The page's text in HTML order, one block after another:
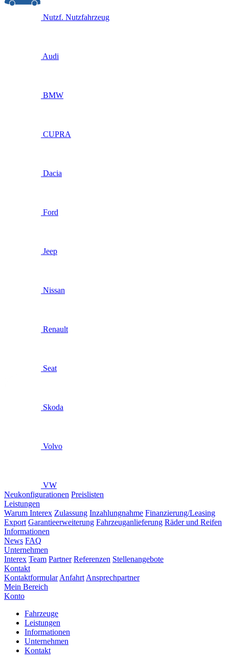
Nutzf. Nutzfahrzeug
Audi
BMW
CUPRA
Dacia
Ford
Jeep
Nissan
Renault
Seat
Skoda
Volvo
VW
Neukonfigurationen Preislisten
Leistungen
Warum Interex Zulassung Inzahlungnahme Finanzierung/Leasing
Export Garantieerweiterung Fahrzeuganlieferung Räder und Reifen
Informationen
News FAQ
Unternehmen
Interex Team Partner Referenzen Stellenangebote
Kontakt
Kontaktformular Anfahrt Ansprechpartner
Mein Bereich
Konto
Fahrzeuge
Leistungen
Informationen
Unternehmen
Kontakt